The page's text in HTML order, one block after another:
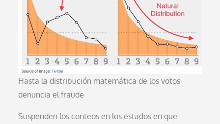
Hasta la distribución matemática de los votos
denuncia el fraude
Suspenden los conteos en los estados en que